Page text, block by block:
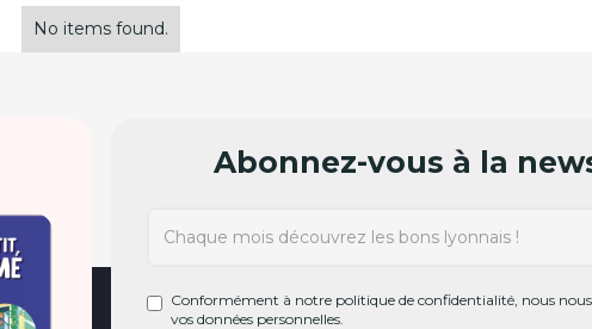
No items found.
Abonnez-vous à la
Conformément à notre politique de confidentialité, nous
vos données personnelles.